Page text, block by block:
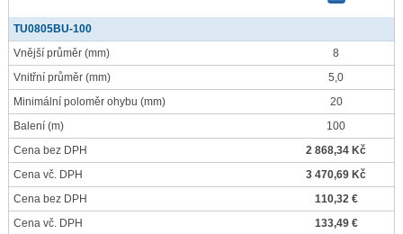
TU0805BU-100
Vnější průměr (mm)
8
Vnitřní průměr (mm)
5,0
Minimální poloměr ohybu (mm)
20
Balení (m)
100
Cena bez DPH
2 868,34 Kč
Cena vč. DPH
3 470,69 Kč
Cena bez DPH
110,32 €
Cena vč. DPH
133,49 €